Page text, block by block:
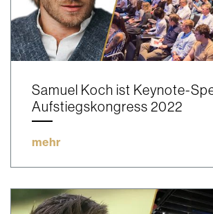
Samuel Koch ist Keynote-
Aufstiegskongress 2022
mehr